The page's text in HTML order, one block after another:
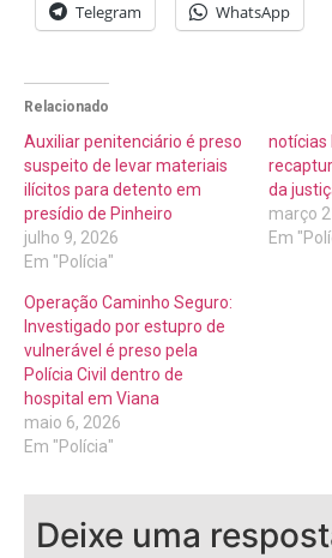
Telegram WhatsApp
Relacionado
Auxiliar penitenciário é preso
suspeito de levar materiais
ilícitos para detento em
presídio de Pinheiro
julho 9, 2026
Em "Polícia"
notícias
da
março
Em
Operação Caminho Seguro:
Investigado por estupro de
vulnerável é preso pela
Polícia Civil dentro de
hospital em Viana
maio 6, 2026
Em "Polícia"
Deixe uma